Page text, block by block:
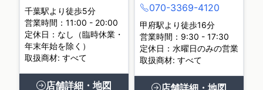
千葉駅より徒歩5分
営業時間：11:00 - 20:00
定休日：なし（臨時休業・
年末年始を除く）
取扱商材: すべて
店舗詳細・地図
070-3369-4120
甲府駅より徒歩16分
営業時間：9:30 - 17:30
定休日：水曜日のみの営業
取扱商材: すべて
店舗詳細・地図